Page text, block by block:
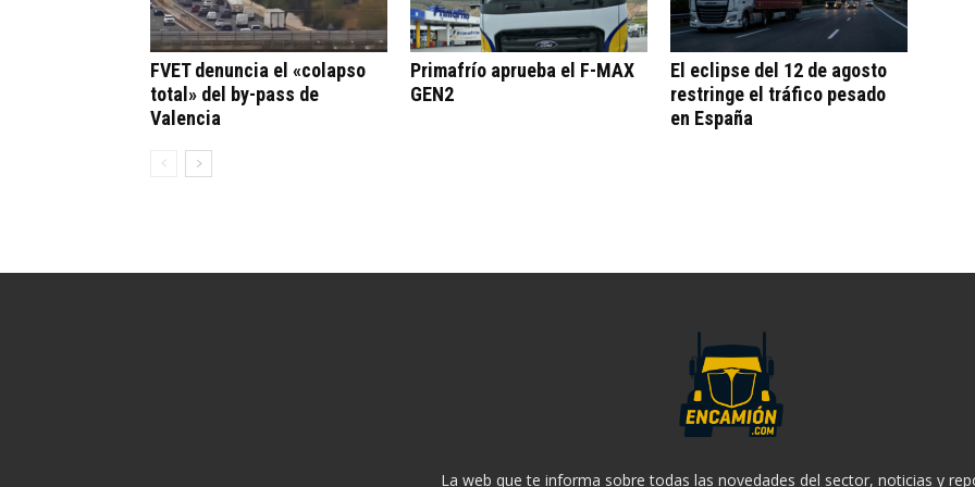
FVET denuncia el «colapso
total» del by-pass de
Valencia
Primafrío aprueba el F-MAX
GEN2
El eclipse del 12 de agosto
restringe el tráfico pesado
en España
La web que te informa sobre todas las novedades del sector, noticias y